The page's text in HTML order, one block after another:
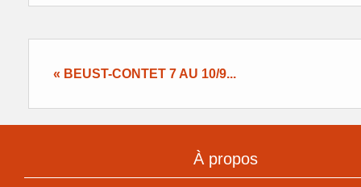
« BEUST-CONTET 7 AU 10/9...
À propos